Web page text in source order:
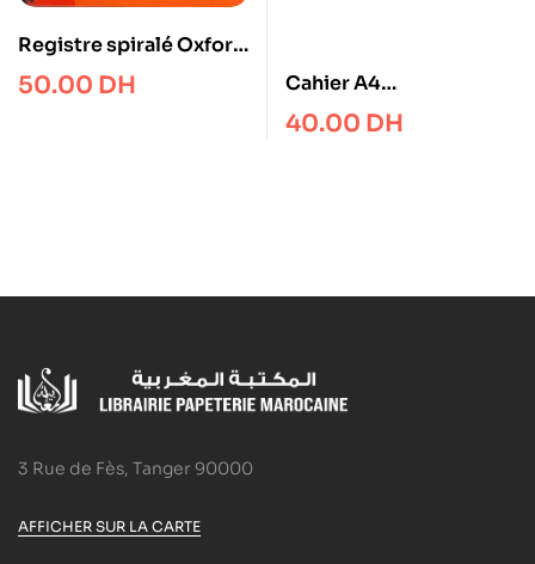
Registre spiralé Oxford
A4 90gr 160p
Couverture dure
50.00 DH
Cahier A4
CONQUERANT – 5×5 –
180p . 70g
40.00 DH
3 Rue de Fès, Tanger 90000
AFFICHER SUR LA CARTE